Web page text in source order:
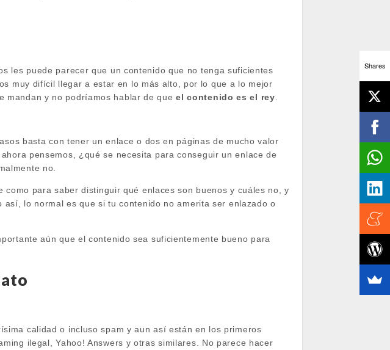
les puede parecer que un contenido que no tenga suficientes
muy difícil llegar a estar en lo más alto, por lo que a lo mejor
mandan y no podríamos hablar de queel contenido es el rey
basta con tener un enlace o dos en páginas de mucho valor
pensemos, ¿qué se necesita para conseguir un enlace de
no.
para saber distinguir qué enlaces son buenos y cuáles no, y
lo normal es que si tu contenido no amerita ser enlazado o
aún que el contenido sea suficientemente bueno para
calidad o incluso spam y aun así están en los primeros
ilegal, Yahoo! Answers y otras similares. No parece hacer
Shares